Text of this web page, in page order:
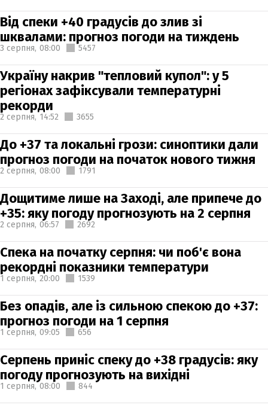
Від спеки +40 градусів до злив зі
шквалами: прогноз погоди на тиждень
3 серпня, 08:00 5457
Україну накрив "тепловий купол": у 5
регіонах зафіксували температурні
рекорди
2 серпня, 14:52 3655
До +37 та локальні грози: синоптики дали
прогноз погоди на початок нового тижня
2 серпня, 08:00 1791
Дощитиме лише на Заході, але припече до
+35: яку погоду прогнозують на 2 серпня
2 серпня, 06:57 2692
Спека на початку серпня: чи поб'є вона
рекордні показники температури
1 серпня, 20:00 1539
Без опадів, але із сильною спекою до +37:
прогноз погоди на 1 серпня
1 серпня, 09:05 656
Серпень приніс спеку до +38 градусів: яку
погоду прогнозують на вихідні
1 серпня, 08:00 844